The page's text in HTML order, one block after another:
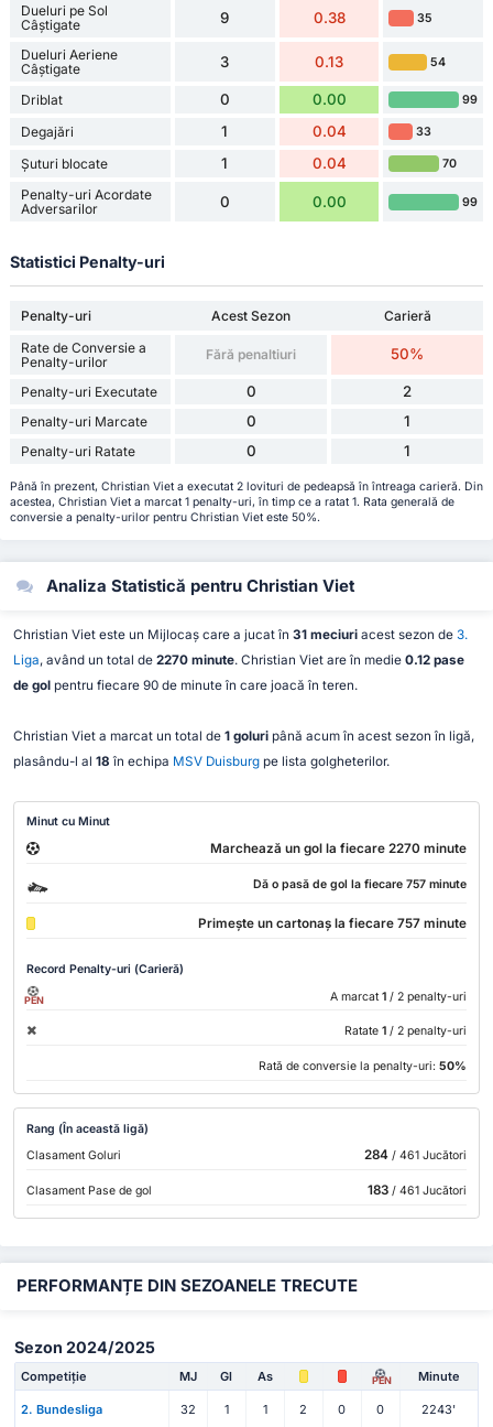
Dueluri pe Sol
Câștigate
9 0.38 35
Dueluri Aeriene
Câștigate
3 0.13 54
Driblat 0 0.00 99
Degajări 1 0.04 33
Șuturi blocate 1 0.04 70
Penalty-uri Acordate
Adversarilor
0 0.00 99
Statistici Penalty-uri
Penalty-uri Acest Sezon
Carieră
Rate de Conversie a
Penalty-urilor
Fără penaltiuri 50%
Penalty-uri Executate 0 2
Penalty-uri Marcate 0 1
Penalty-uri Ratate 0 1
Până în prezent, Christian Viet a executat 2 lovituri de pedeapsă în întreaga carieră. Din
acestea, Christian Viet a marcat 1 penalty-uri, în timp ce a ratat 1. Rata generală de
conversie a penalty-urilor pentru Christian Viet este 50%.
Analiza Statistică pentru Christian Viet
Christian Viet este un Mijlocaș care a jucat în 31 meciuriacest sezon de 3.
Liga, având un total de 2270 minute. Christian Viet are în medie 0.12 pase
de golpentru fiecare 90 de minute în care joacă în teren.
Christian Viet a marcat un total de 1 goluripână acum în acest sezon în ligă,
plasându-l al 18 în echipa MSV Duisburgpe lista golgheterilor.
Minut cu Minut
Marchează un gol la fiecare 2270 minute
Dă o pasă de gol la fiecare 757 minute
Primește un cartonaș la fiecare 757 minute
Record Penalty-uri (Carieră)
PEN A marcat 1 / 2 penalty-uri
Ratate 1 / 2 penalty-uri
Rată de conversie la penalty-uri: 50%
Rang (În această ligă)
Clasament Goluri
284/ 461 Jucători
Clasament Pase de gol 183/ 461 Jucători
PERFORMANȚE DIN SEZOANELE TRECUTE
Sezon 2024/2025
Competiție MJ Gl As PEN Minute
2. Bundesliga 32 1 1 2 0 0 2243'